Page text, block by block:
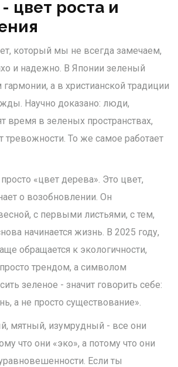
цвет роста и
который мы не всегда замечаем,
и надежно. В Японии зеленый
гармонии, а в христианской традиции
Научно доказано: люди,
время в зеленых пространствах,
тревожности. То же самое работает
«цвет дерева». Это цвет,
о возобновлении. Он
с первыми листьями, с тем,
начинается жизнь. В 2025 году,
обращается к экологичности,
трендом, а символом
зеленое - значит говорить себе:
а не просто существование».
мятный, изумрудный - все они
что они «эко», а потому что они
Если ты